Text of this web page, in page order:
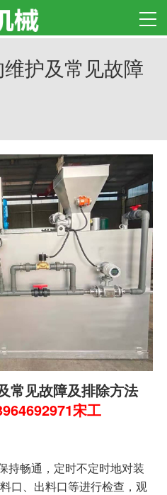
护及常见故障
常见故障及排除方法
宋工
畅通，定时不定时地对装
口、出料口等进行检查，观